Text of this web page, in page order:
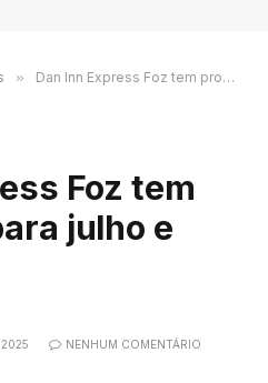
» Dan Inn Express Foz tem promoções para julho e agosto
Foz tem
julho e
NENHUM COMENTÁRIO